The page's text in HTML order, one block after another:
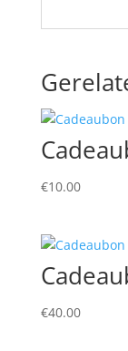
€10.00
€40.00